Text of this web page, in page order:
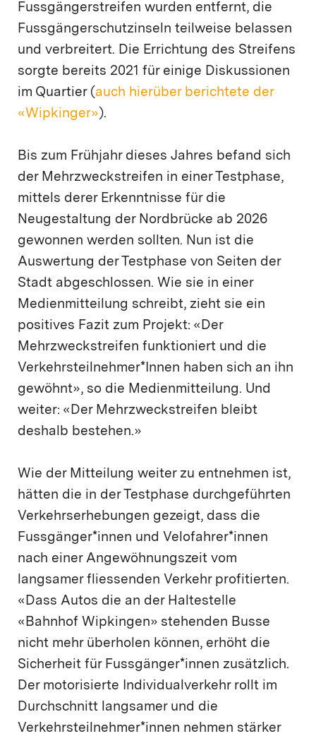
Fussgängerstreifen wurden entfernt, die
Fussgängerschutzinseln teilweise belassen
und verbreitert. Die Errichtung des Streifens
sorgte bereits 2021 für einige Diskussionen
im Quartier ( auch hierüber berichtete der
«Wipkinger» ).
Bis zum Frühjahr dieses Jahres befand sich
der Mehrzweckstreifen in einer Testphase,
mittels derer Erkenntnisse für die
Neugestaltung der Nordbrücke ab 2026
gewonnen werden sollten. Nun ist die
Auswertung der Testphase von Seiten der
Stadt abgeschlossen. Wie sie in einer
Medienmitteilung schreibt, zieht sie ein
positives Fazit zum Projekt: «Der
Mehrzweckstreifen funktioniert und die
Verkehrsteilnehmer*Innen haben sich an ihn
gewöhnt», so die Medienmitteilung. Und
weiter: «Der Mehrzweckstreifen bleibt
deshalb bestehen.»
Wie der Mitteilung weiter zu entnehmen ist,
hätten die in der Testphase durchgeführten
Verkehrserhebungen gezeigt, dass die
Fussgänger*innen und Velofahrer*innen
nach einer Angewöhnungszeit vom
langsamer fliessenden Verkehr profitierten.
«Dass Autos die an der Haltestelle
«Bahnhof Wipkingen» stehenden Busse
nicht mehr überholen können, erhöht die
Sicherheit für Fussgänger*innen zusätzlich.
Der motorisierte Individualverkehr rollt im
Durchschnitt langsamer und die
Verkehrsteilnehmer*innen nehmen stärker